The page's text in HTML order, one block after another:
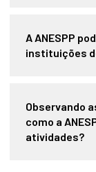
A ANESPP
instituições
Observando
como a
atividades?